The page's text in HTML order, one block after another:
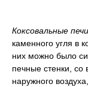
Коксовальные
каменного угля в
них можно было
печные стенки, со
наружного